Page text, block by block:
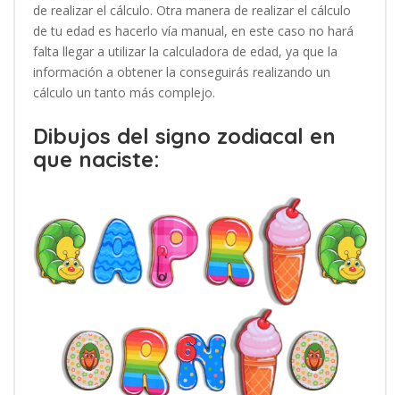
de realizar el cálculo. Otra manera de realizar el cálculo
de tu edad es hacerlo vía manual, en este caso no hará
falta llegar a utilizar la calculadora de edad, ya que la
información a obtener la conseguirás realizando un
cálculo un tanto más complejo.
Dibujos del signo zodiacal en
que naciste: